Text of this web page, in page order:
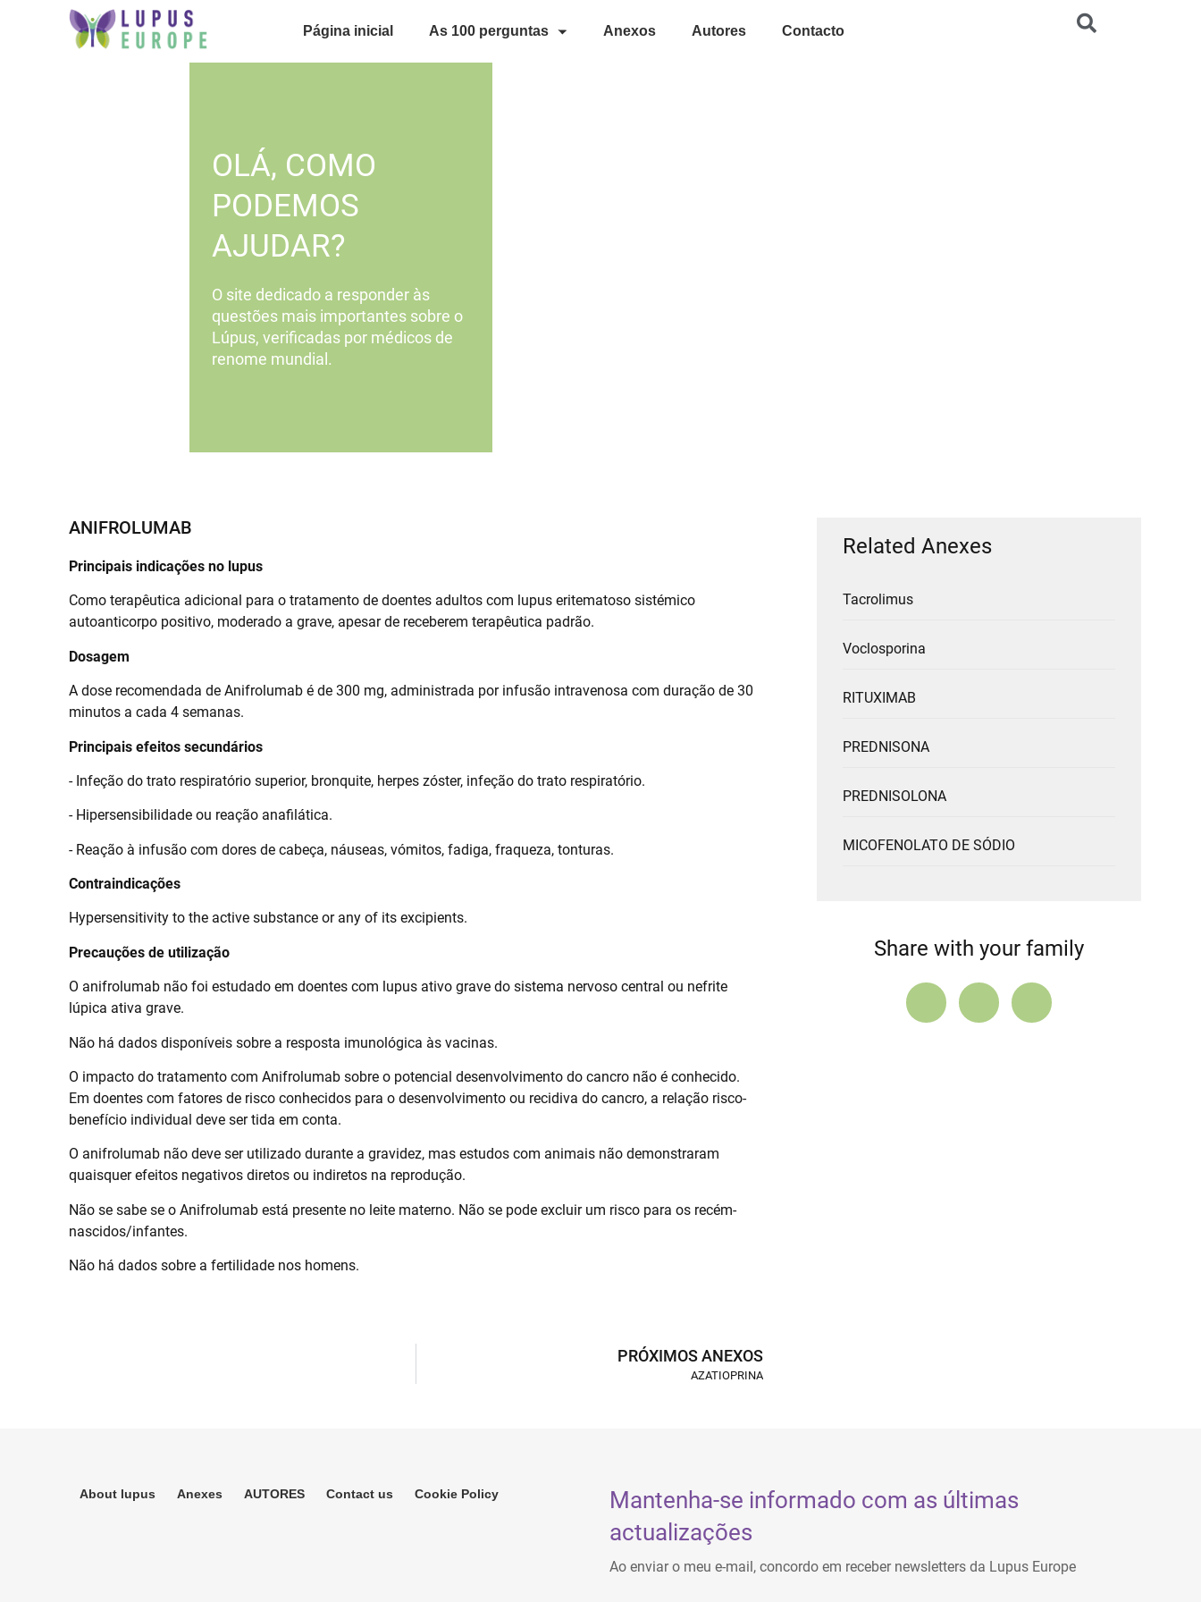
Página inicial As 100 perguntas Anexos Autores Contacto
OLÁ, COMO
PODEMOS
AJUDAR?
O site dedicado a responder às
questões mais importantes sobre o
Lúpus, verificadas por médicos de
renome mundial.
ANIFROLUMAB
Principais indicações no lupus
Como terapêutica adicional para o tratamento de doentes adultos com lupus eritematoso sistémico
autoanticorpo positivo, moderado a grave, apesar de receberem terapêutica padrão.
Dosagem
A dose recomendada de Anifrolumab é de 300 mg, administrada por infusão intravenosa com duração de 30
minutos a cada 4 semanas.
Principais efeitos secundários
- Infeção do trato respiratório superior, bronquite, herpes zóster, infeção do trato respiratório.
- Hipersensibilidade ou reação anafilática.
- Reação à infusão com dores de cabeça, náuseas, vómitos, fadiga, fraqueza, tonturas.
Contraindicações
Hypersensitivity to the active substance or any of its excipients.
Precauções de utilização
O anifrolumab não foi estudado em doentes com lupus ativo grave do sistema nervoso central ou nefrite
lúpica ativa grave.
Não há dados disponíveis sobre a resposta imunológica às vacinas.
O impacto do tratamento com Anifrolumab sobre o potencial desenvolvimento do cancro não é conhecido.
Em doentes com fatores de risco conhecidos para o desenvolvimento ou recidiva do cancro, a relação risco-
benefício individual deve ser tida em conta.
O anifrolumab não deve ser utilizado durante a gravidez, mas estudos com animais não demonstraram
quaisquer efeitos negativos diretos ou indiretos na reprodução.
Não se sabe se o Anifrolumab está presente no leite materno. Não se pode excluir um risco para os recém-
nascidos/infantes.
Não há dados sobre a fertilidade nos homens.
PRÓXIMOS ANEXOS
AZATIOPRINA
Related Anexes
Tacrolimus
Voclosporina
RITUXIMAB
PREDNISONA
PREDNISOLONA
MICOFENOLATO DE SÓDIO
Share with your family
About lupus Anexes AUTORES Contact us Cookie Policy
Mantenha-se informado com as últimas
actualizações
Ao enviar o meu e-mail, concordo em receber newsletters da Lupus Europe